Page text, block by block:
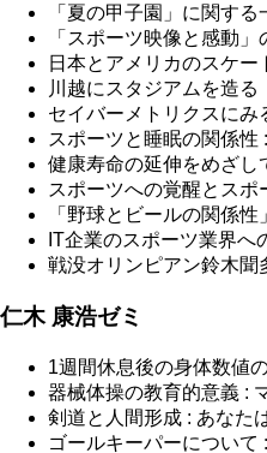
「夏の甲子園」に関する
「スポーツ映像と感動」
日本とアメリカのスケー
川越にスタジアムを造る
セイバーメトリクスに
スポーツと睡眠の関係性
健康寿命の延伸をめざし
スポーツへの覚醒とスポ
「野球とビールの関係
IT企業のスポーツ業界へ
戦没オリンピアン鈴木聞
仁木 康浩ゼミ
1週間休息後の身体数値
器械体操の教育的意義 :
剣道と人間形成 : あなた
ゴールキーパーについて